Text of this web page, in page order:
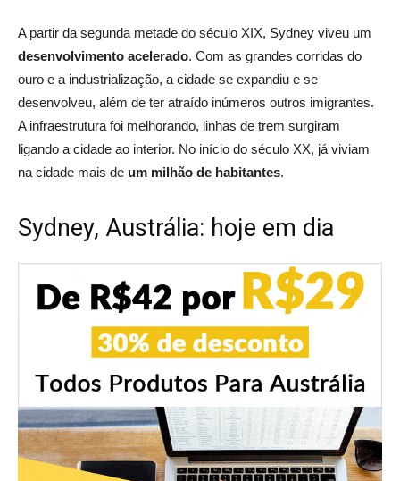
A partir da segunda metade do século XIX, Sydney viveu um
desenvolvimento acelerado. Com as grandes corridas do
ouro e a industrialização, a cidade se expandiu e se
desenvolveu, além de ter atraído inúmeros outros imigrantes.
A infraestrutura foi melhorando, linhas de trem surgiram
ligando a cidade ao interior. No início do século XX, já viviam
na cidade mais de um milhão de habitantes.
Sydney, Austrália: hoje em dia